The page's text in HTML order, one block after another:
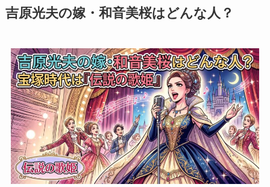
吉原光夫の嫁・和音美桜はどんな人？